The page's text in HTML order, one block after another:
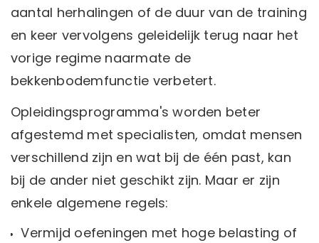
aantal herhalingen of de duur van de training
en keer vervolgens geleidelijk terug naar het
vorige regime naarmate de
bekkenbodemfunctie verbetert.
Opleidingsprogramma's worden beter
afgestemd met specialisten, omdat mensen
verschillend zijn en wat bij de één past, kan
bij de ander niet geschikt zijn. Maar er zijn
enkele algemene regels:
Vermijd oefeningen met hoge belasting of